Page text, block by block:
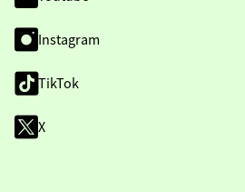
Instagram
TikTok
X